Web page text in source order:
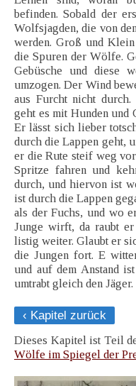
befinden. Sobald der
Wolfsjagden, die von
werden. Groß und
die Spuren der Wölfe.
Gebüsche und diese
umzogen. Der Wind
aus Furcht nicht
geht es mit Hunden und
Er lässt sich lieber
durch die Lappen geht,
er die Rute steif weg
Spritze fahren und
durch, und hiervon ist
ist durch die Lappen
als der Fuchs, und wo
Junge wirft, da raubt
listig weiter. Glaubt er
die Jungen fort. E
und auf dem Anstand
umtrabt gleich den Jäger.
‹ Kapitel zurück
Dieses Kapitel ist Teil
Wölfe im Spiegel der